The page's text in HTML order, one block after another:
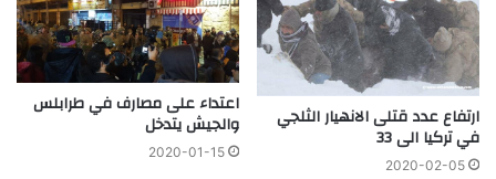
ارتفاع عدد قتلى الانهيار الثلجي
في تركيا الى 33
2020-02-05
اعتداء على مصارف في طرابلس
والجيش يتدخل
2020-01-15